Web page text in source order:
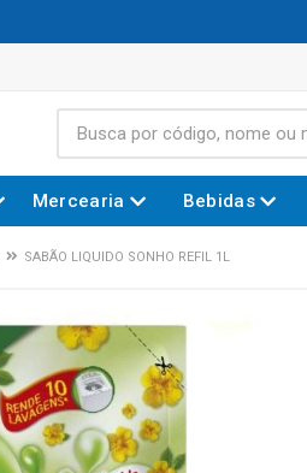
Mercearia Bebidas
SABÃO LIQUIDO SONHO REFIL 1L